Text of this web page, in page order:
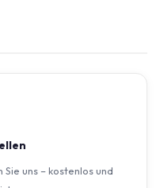
uns – kostenlos und